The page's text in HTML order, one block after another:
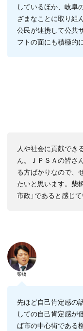
しているほか、岐阜
ざまなことに取り組
公民が連携して公共
フトの面にも積極的
人や社会に貢献でき
ん。ＪＰＳＡの皆さ
る方ばかりなので、
たいと思います。柴
市政」であると感じて
柴橋
先ほど自己肯定感の
しての自己肯定感が
ば市の中心街である